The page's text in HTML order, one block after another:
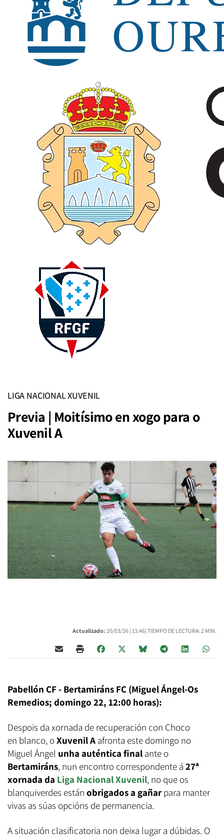
LIGA NACIONAL XUVENIL
Previa | Moitísimo en xogo para o
Xuvenil A
Actualizado: 20/03/26 | 13:46| TIEMPO DE LECTURA: 2 MIN.
Pabellón CF - Bertamiráns FC (Miguel Ángel-Os
Remedios; domingo 22, 12:00 horas):
Despois da xornada de recuperación con Choco
en blanco, oXuvenil A afronta este domingo no
Miguel Ángel unha auténtica final ante o
Bertamiráns, nun encontro correspondente á 27ª
xornada da Liga Nacional Xuvenil, no que os
blanquiverdes están obrigados a gañarpara manter
vivas as súas opcións de permanencia.
A situación clasificatoria non deixa lugar a dúbidas. O